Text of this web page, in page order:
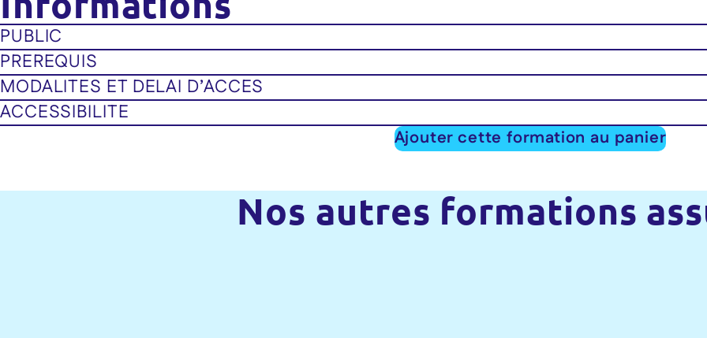
PUBLIC
PREREQUIS
MODALITES ET DELAI D’ACCES
ACCESSIBILITE
Ajouter cette formation au panier
Nos autres formations